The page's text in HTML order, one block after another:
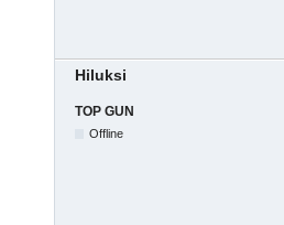
Hiluksi
TOP GUN
Offline